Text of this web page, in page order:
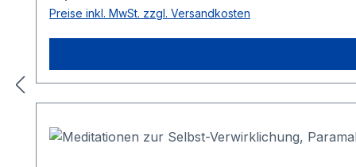
Preise inkl. MwSt. zzgl. Versandkosten